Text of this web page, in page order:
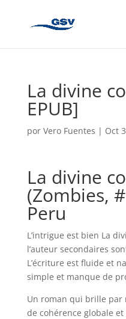
La divine
EPUB]
por Vero Fuentes | Oct
La divine
(Zombies,
Peru
L’intrigue est bien La
l’auteur secondaires
L’écriture est fluide et
simple et manque de
Un roman qui brille par
de cohérence globale